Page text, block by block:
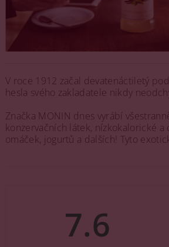
V roce 1912 začal devatenáctiletý
hesla svého zakladatele nikdy
Značka MONIN dnes vyrábí
konzervačních látek, nízkokalorické
omáček, jogurtů a dalších! Tyto
7.6